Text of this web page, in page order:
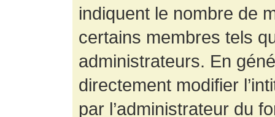
indiquent le nombre de
certains membres tels
administrateurs. En
directement modifier
par l’administrateur du